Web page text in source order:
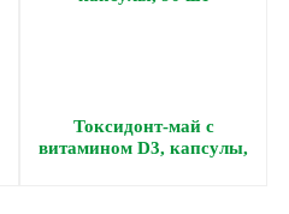
Токсидонт-май с
витамином D3, капсулы,